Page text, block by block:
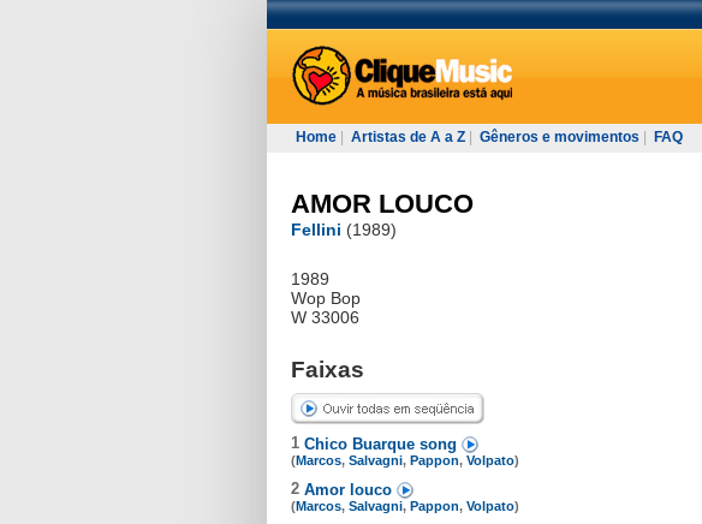
Home Artistas de A a Z Gêneros e movimentos FAQ
AMOR LOUCO
Fellini (1989)
1989
Wop Bop
W 33006
Faixas
1 Chico Buarque song
(Marcos, Salvagni, Pappon, Volpato)
2 Amor louco
(Marcos, Salvagni, Pappon, Volpato)